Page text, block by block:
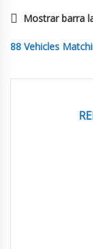
Mostrar barra
88 Vehicles